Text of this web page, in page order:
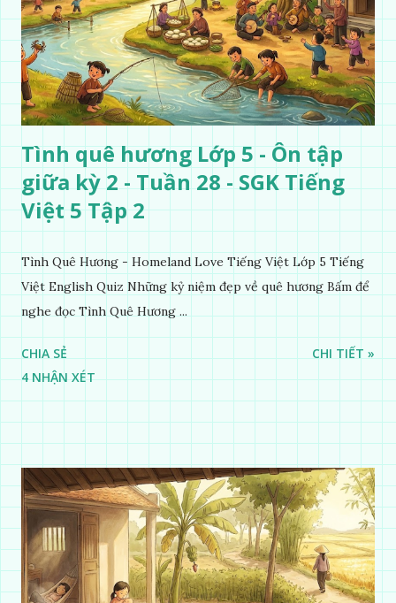
Tình quê hương Lớp 5 - Ôn tập
giữa kỳ 2 - Tuần 28 - SGK Tiếng
Việt 5 Tập 2
Tình Quê Hương - Homeland Love Tiếng Việt Lớp 5 Tiếng
Việt English Quiz Những kỷ niệm đẹp về quê hương Bấm để
nghe đọc Tình Quê Hương ...
CHIA SẺ
4 NHẬN XÉT
CHI TIẾT »